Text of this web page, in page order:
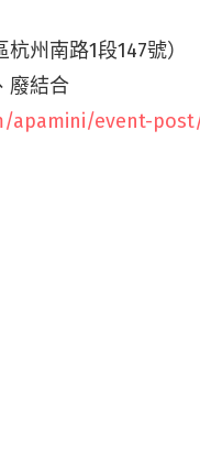
州南路1段147號）
廢結合
event-post/